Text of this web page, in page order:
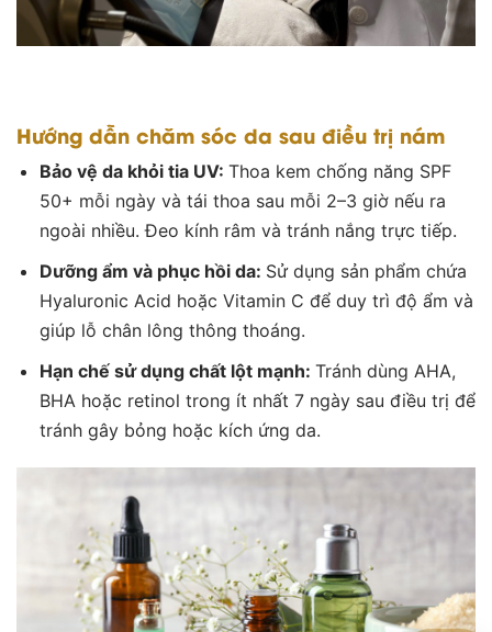
Hướng dẫn chăm sóc da sau điều trị nám
Bảo vệ da khỏi tia UV: Thoa kem chống năng SPF
50+ mỗi ngày và tái thoa sau mỗi 2–3 giờ nếu ra
ngoài nhiều. Đeo kính râm và tránh nắng trực tiếp.
Dưỡng ẩm và phục hồi da: Sử dụng sản phẩm chứa
Hyaluronic Acid hoặc Vitamin C để duy trì độ ẩm và
giúp lỗ chân lông thông thoáng.
Hạn chế sử dụng chất lột mạnh: Tránh dùng AHA,
BHA hoặc retinol trong ít nhất 7 ngày sau điều trị để
tránh gây bỏng hoặc kích ứng da.